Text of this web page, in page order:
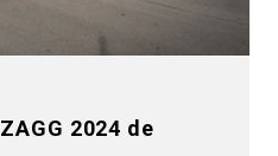
2024 de